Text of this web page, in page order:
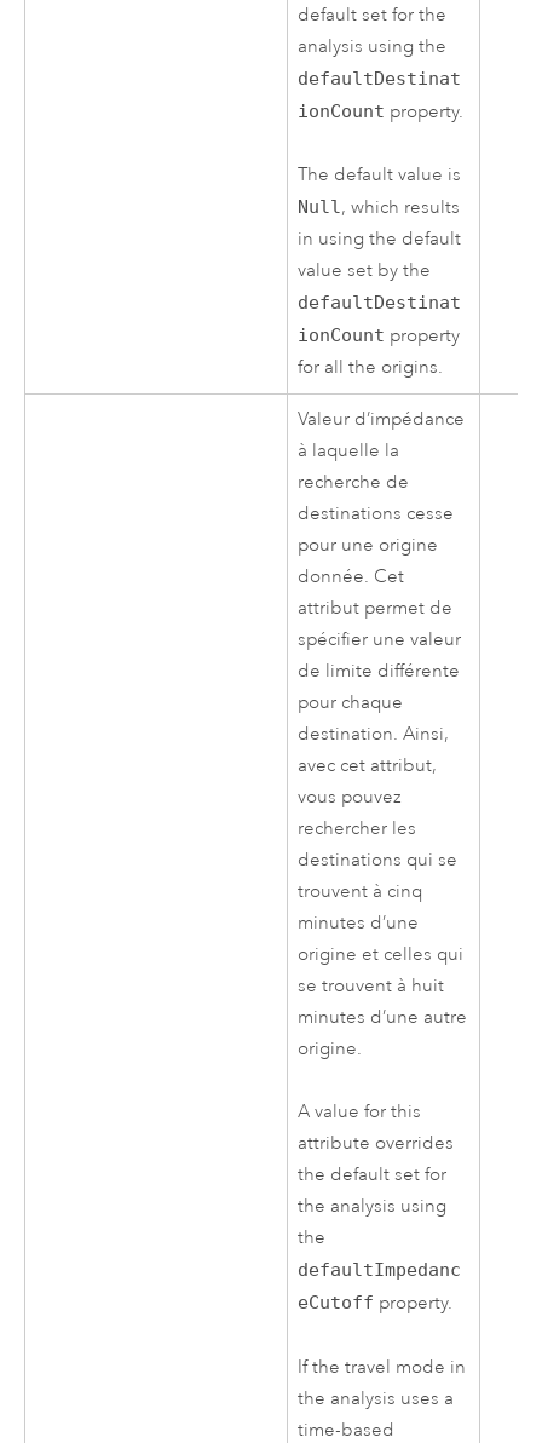
default set for the
analysis using the
defaultDestinat
ionCount property.
The default value is
Null, which results
in using the default
value set by the
defaultDestinat
ionCount property
for all the origins.
Valeur d’impédance
à laquelle la
recherche de
destinations cesse
pour une origine
donnée. Cet
attribut permet de
spécifier une valeur
de limite différente
pour chaque
destination. Ainsi,
avec cet attribut,
vous pouvez
rechercher les
destinations qui se
trouvent à cinq
minutes d’une
origine et celles qui
se trouvent à huit
minutes d’une autre
origine.
A value for this
attribute overrides
the default set for
the analysis using
the
defaultImpedanc
eCutoff property.
If the travel mode in
the analysis uses a
time-based